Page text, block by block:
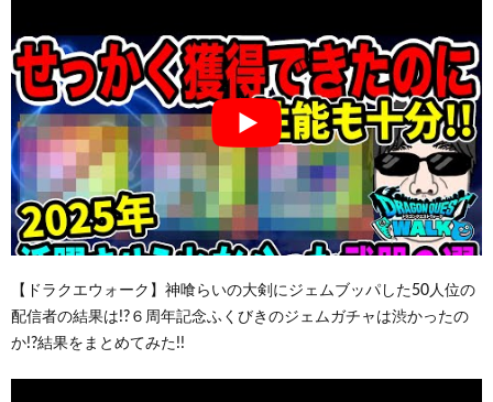
【ドラクエウォーク】神喰らいの大剣にジェムブッパした50人位の
配信者の結果は!?６周年記念ふくびきのジェムガチャは渋かったの
か!?結果をまとめてみた!!